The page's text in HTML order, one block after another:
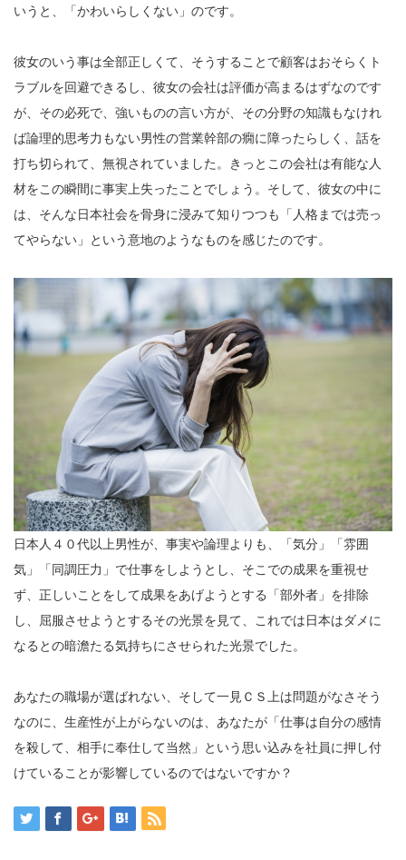
いうと、「かわいらしくない」のです。
彼女のいう事は全部正しくて、そうすることで顧客はおそらくト
ラブルを回避できるし、彼女の会社は評価が高まるはずなのです
が、その必死で、強いものの言い方が、その分野の知識もなけれ
ば論理的思考力もない男性の営業幹部の癇に障ったらしく、話を
打ち切られて、無視されていました。きっとこの会社は有能な人
材をこの瞬間に事実上失ったことでしょう。そして、彼女の中に
は、そんな日本社会を骨身に浸みて知りつつも「人格までは売っ
てやらない」という意地のようなものを感じたのです。
日本人４０代以上男性が、事実や論理よりも、「気分」「雰囲
気」「同調圧力」で仕事をしようとし、そこでの成果を重視せ
ず、正しいことをして成果をあげようとする「部外者」を排除
し、屈服させようとするその光景を見て、これでは日本はダメに
なるとの暗澹たる気持ちにさせられた光景でした。
あなたの職場が選ばれない、そして一見ＣＳ上は問題がなさそう
なのに、生産性が上がらないのは、あなたが「仕事は自分の感情
を殺して、相手に奉仕して当然」という思い込みを社員に押し付
けていることが影響しているのではないですか？